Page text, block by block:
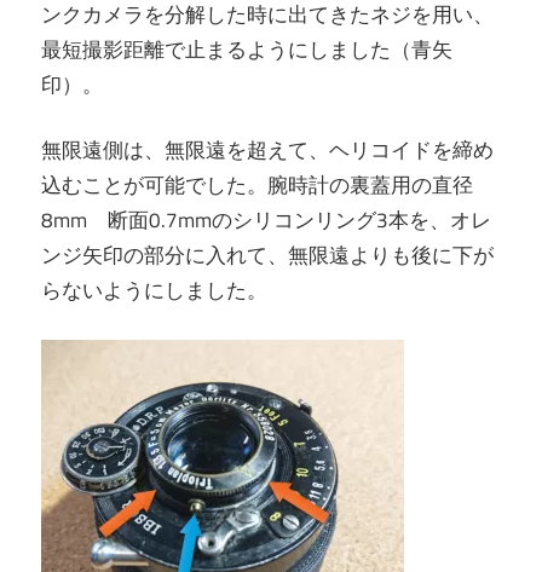
ンクカメラを分解した時に出てきたネジを用い、
最短撮影距離で止まるようにしました（青矢
印）。
無限遠側は、無限遠を超えて、ヘリコイドを締め
込むことが可能でした。腕時計の裏蓋用の直径
8mm 断面0.7mmのシリコンリング3本を、オレ
ンジ矢印の部分に入れて、無限遠よりも後に下が
らないようにしました。